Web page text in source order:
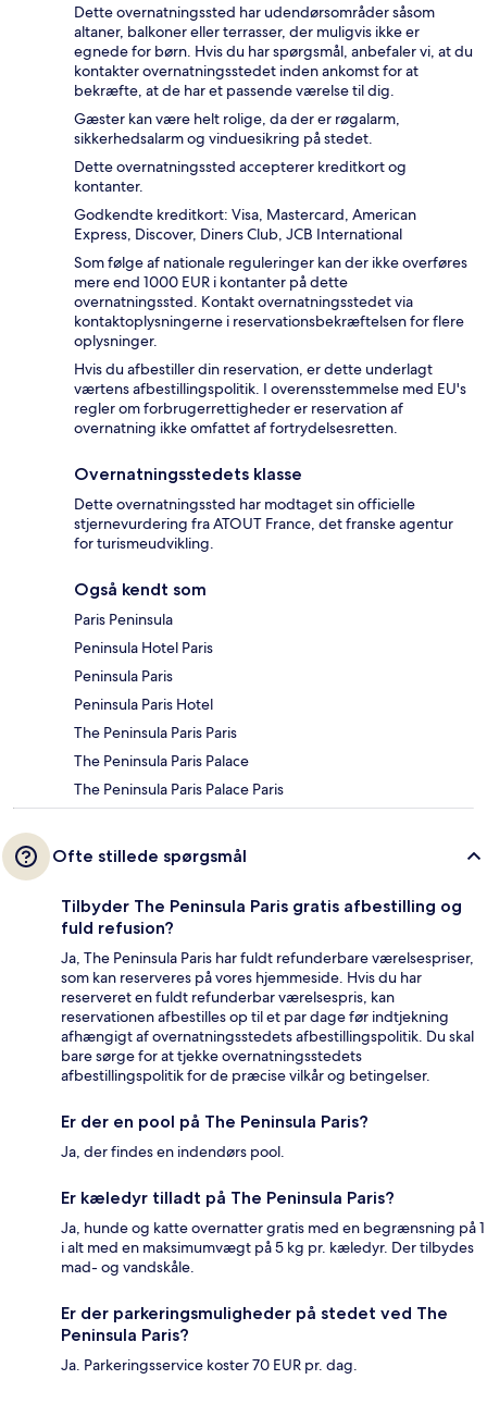
Dette overnatningssted har udendørsområder såsom
altaner, balkoner eller terrasser, der muligvis ikke er
egnede for børn. Hvis du har spørgsmål, anbefaler vi, at du
kontakter overnatningsstedet inden ankomst for at
bekræfte, at de har et passende værelse til dig.
Gæster kan være helt rolige, da der er røgalarm,
sikkerhedsalarm og vinduesikring på stedet.
Dette overnatningssted accepterer kreditkort og
kontanter.
Godkendte kreditkort: Visa, Mastercard, American
Express, Discover, Diners Club, JCB International
Som følge af nationale reguleringer kan der ikke overføres
mere end 1000 EUR i kontanter på dette
overnatningssted. Kontakt overnatningsstedet via
kontaktoplysningerne i reservationsbekræftelsen for flere
oplysninger.
Hvis du afbestiller din reservation, er dette underlagt
værtens afbestillingspolitik. I overensstemmelse med EU's
regler om forbrugerrettigheder er reservation af
overnatning ikke omfattet af fortrydelsesretten.
Overnatningsstedets klasse
Dette overnatningssted har modtaget sin officielle
stjernevurdering fra ATOUT France, det franske agentur
for turismeudvikling.
Også kendt som
Paris Peninsula
Peninsula Hotel Paris
Peninsula Paris
Peninsula Paris Hotel
The Peninsula Paris Paris
The Peninsula Paris Palace
The Peninsula Paris Palace Paris
Ofte stillede spørgsmål
Tilbyder The Peninsula Paris gratis afbestilling og
fuld refusion?
Ja, The Peninsula Paris har fuldt refunderbare værelsespriser,
som kan reserveres på vores hjemmeside. Hvis du har
reserveret en fuldt refunderbar værelsespris, kan
reservationen afbestilles op til et par dage før indtjekning
afhængigt af overnatningsstedets afbestillingspolitik. Du skal
bare sørge for at tjekke overnatningsstedets
afbestillingspolitik for de præcise vilkår og betingelser.
Er der en pool på The Peninsula Paris?
Ja, der findes en indendørs pool.
Er kæledyr tilladt på The Peninsula Paris?
Ja, hunde og katte overnatter gratis med en begrænsning på 1
i alt med en maksimumvægt på 5 kg pr. kæledyr. Der tilbydes
mad- og vandskåle.
Er der parkeringsmuligheder på stedet ved The
Peninsula Paris?
Ja. Parkeringsservice koster 70 EUR pr. dag.